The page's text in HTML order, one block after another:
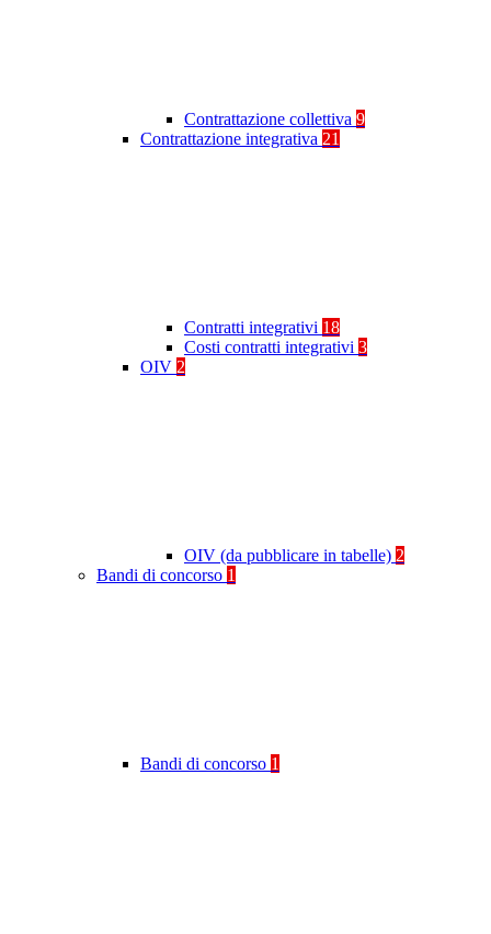
Contrattazione collettiva 9
Contrattazione integrativa 21
Contratti integrativi 18
Costi contratti integrativi 3
OIV 2
OIV (da pubblicare in tabelle) 2
Bandi di concorso 1
Bandi di concorso 1